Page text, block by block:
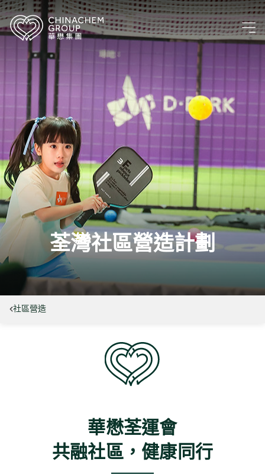
荃灣社區營造計劃
社區營造
華懋荃運會
共融社區，健康同行